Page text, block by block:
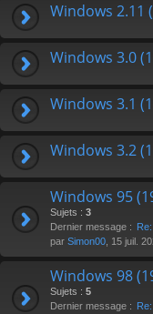
Windows 2.11
Windows 3.0
Windows 3.1
Windows 3.2
Windows 95
Sujets : 3
Dernier message :
par Simon00 , 15 juil.
Windows 98
Sujets : 5
Dernier message :